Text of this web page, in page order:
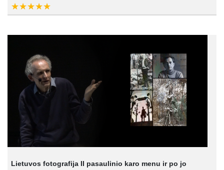
Lietuvos fotografija II pasaulinio karo menu ir po jo